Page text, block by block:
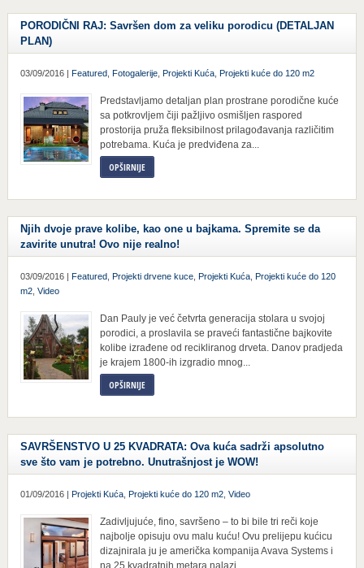
PORODIČNI RAJ: Savršen dom za veliku porodicu (DETALJAN
PLAN)
03/09/2016 | Featured, Fotogalerije, Projekti Kuća, Projekti kuće do 120 m2
Predstavljamo detaljan plan prostrane porodične kuće
sa potkrovljem čiji pažljivo osmišljen raspored
prostorija pruža fleksibilnost prilagođavanja različitim
potrebama. Kuća je predviđena za...
OPŠIRNIJE
Njih dvoje prave kolibe, kao one u bajkama. Spremite se da
zavirite unutra! Ovo nije realno!
03/09/2016 | Featured, Projekti drvene kuce, Projekti Kuća, Projekti kuće do 120
m2, Video
Dan Pauly je već četvrta generacija stolara u svojoj
porodici, a proslavila se praveći fantastične bajkovite
kolibe izrađene od recikliranog drveta. Danov pradjeda
je krajem 1800-ih izgradio mnog...
OPŠIRNIJE
SAVRŠENSTVO U 25 KVADRATA: Ova kuća sadrži apsolutno
sve što vam je potrebno. Unutrašnjost je WOW!
01/09/2016 | Projekti Kuća, Projekti kuće do 120 m2, Video
Zadivljujuće, fino, savršeno – to bi bile tri reči koje
najbolje opisuju ovu malu kuću! Ovu prelijepu kućicu
dizajnirala ju je američka kompanija Avava Systems i
na 25 kvadratnih metara nalazi...